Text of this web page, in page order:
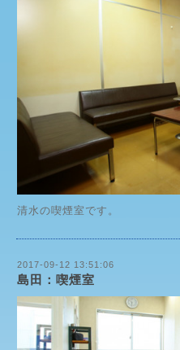
清水の喫煙室です。
2017-09-12 13:51:06
島田：喫煙室